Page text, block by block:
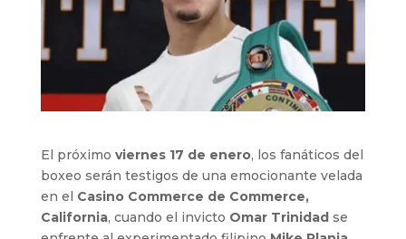
El próximo viernes 17 de enero, los fanáticos del
boxeo serán testigos de una emocionante velada
en el Casino Commerce de Commerce,
California, cuando el invicto Omar Trinidadse